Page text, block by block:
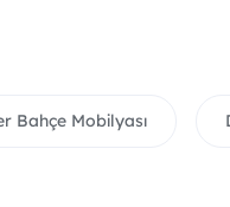
Bahçe Mobilyası